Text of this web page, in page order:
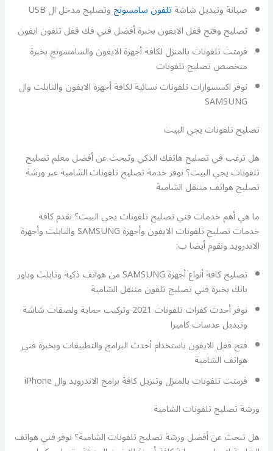
صيانة وتبديل شاشةتلفون سامسونجوتصليح مدخل ال USB
تصليح وفتح قفل الايفون بخبرة أفضل فني فك قفل تلفون ايفون
فرمتت تلفونات بالمنزل لكافة أجهزة الايفون والسامسونج بخبرة
متخصص تصليح تلفونات
نوفر اكسسوارات تلفونات نسائية لكافة أجهزة الايفون والتابلت وال
SAMSUNG
تصليح تلفونات يجي البيت
هل ترغب في تصليح هاتفك الذكي وتبحث عن أفضل معلم تصليح
تلفونات يجي البيت؟ نوفر خدمة تصليح تلفونات الشامية عبر ورشة
تصليح هواتف متنقل الشامية
ما هي أهم خدمات فني تصليح تلفونات يجي البيت؟ نقدم كافة
خدمات تصليح تلفونات الايفون وأجهزة SAMSUNG والتابلت وأجهزة
الاندرويد ونقوم أيضا ب:
تصليح كافة أنواع أجهزة SAMSUNG من هواتف ذكية وتابلت وباور
بانك بخبرة فني تصليح تلفون متنقل الشامية
نوفر أحدث كفرات تلفونات 2021 وتركيب حماية ولصقات شاشة
وتبديل عدسات كاميرا
فتح قفل الايفون باستخدام أحدث البرامج والتطبيقات وبخبرة فني
هواتف الشامية
فرمتت تلفونات بالمنزل وتنزيل كافة برامج الاندرويد وال iPhone
ورشة تصليح تلفونات الشامية
هل تبحث عن أفضل ورشة تصليح تلفونات الشامية؟ نوفر فني هواتف